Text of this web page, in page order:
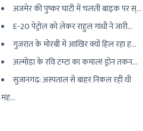
अजमेर की पुष्कर घाटी में चलती बाइक पर स्...
E-20 पेट्रोल को लेकर राहुल गांधी ने जारी...
गुजरात के मोरबी में आखिर क्यों हिल रहा ह...
अल्मोड़ा के रवि टम्टा का कमाल! ड्रोन तकन...
सुजानगढ़: अस्पताल से बाहर निकल रही थी
मह...